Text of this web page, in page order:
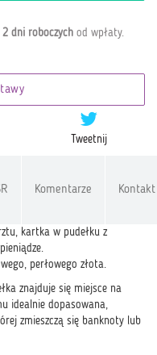
2 dni roboczych od wpłaty.
Tweetnij
Komentarze Kontakt
kartka w pudełku z
perłowego złota.
znajduje się miejsce na
idealnie dopasowana,
zmieszczą się banknoty lub